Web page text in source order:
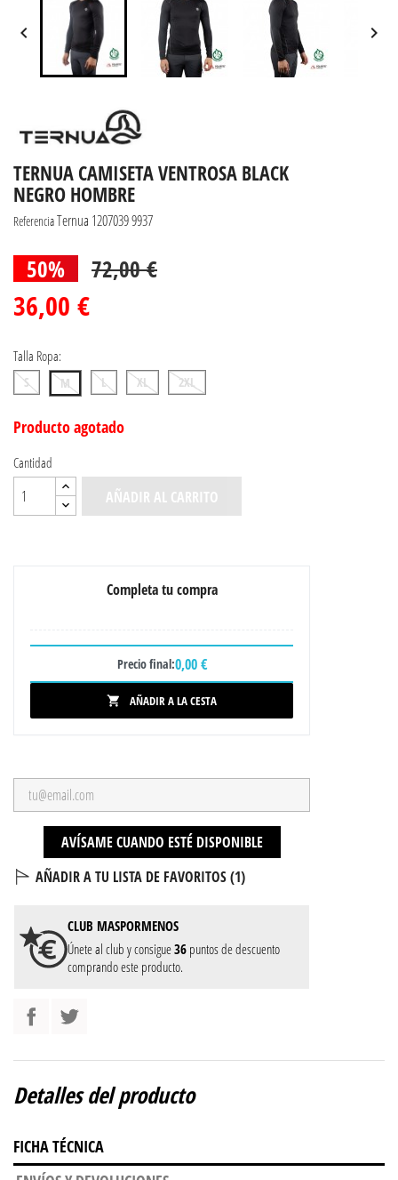
 
TERNUA CAMISETA VENTROSA BLACK
NEGRO HOMBRE
ReferenciaTernua 1207039 9937
50% 72,00 €
36,00 €
Talla Ropa:
S M L XL 2XL
Producto agotado
Cantidad
AÑADIR AL CARRITO
Completa tu compra
Precio final:0,00 €
 AÑADIR A LA CESTA
AVÍSAME CUANDO ESTÉ DISPONIBLE
AÑADIR A TU LISTA DE FAVORITOS (1)
CLUB MASPORMENOS
Únete al club y consigue36 puntos de descuento
comprando este producto.
Detalles del producto
FICHA TÉCNICA